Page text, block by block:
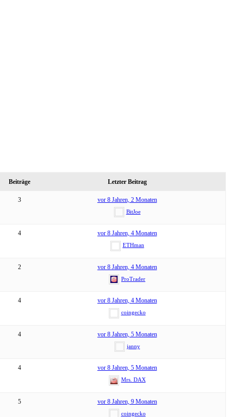
Beiträge Letzter Beitrag
3 vor 8 Jahren, 2 Monaten
BitJoe
4 vor 8 Jahren, 4 Monaten
ETHman
2 vor 8 Jahren, 4 Monaten
ProTrader
4 vor 8 Jahren, 4 Monaten
coingecko
4 vor 8 Jahren, 5 Monaten
janny
4 vor 8 Jahren, 5 Monaten
Mrs. DAX
5 vor 8 Jahren, 9 Monaten
coingecko